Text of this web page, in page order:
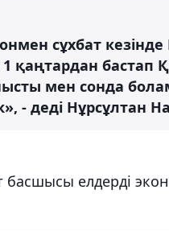
сұхбат
қаңтардан бастап
мен сонда
- деді
басшысы елдерді